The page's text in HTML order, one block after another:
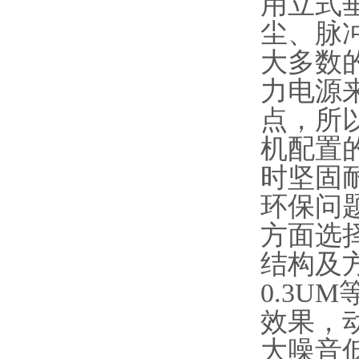
尘、脉
大多数
力电源
点，所
机配置
时坚固
环保问
方面选
结构及
0.3UM
效果，
大噪音